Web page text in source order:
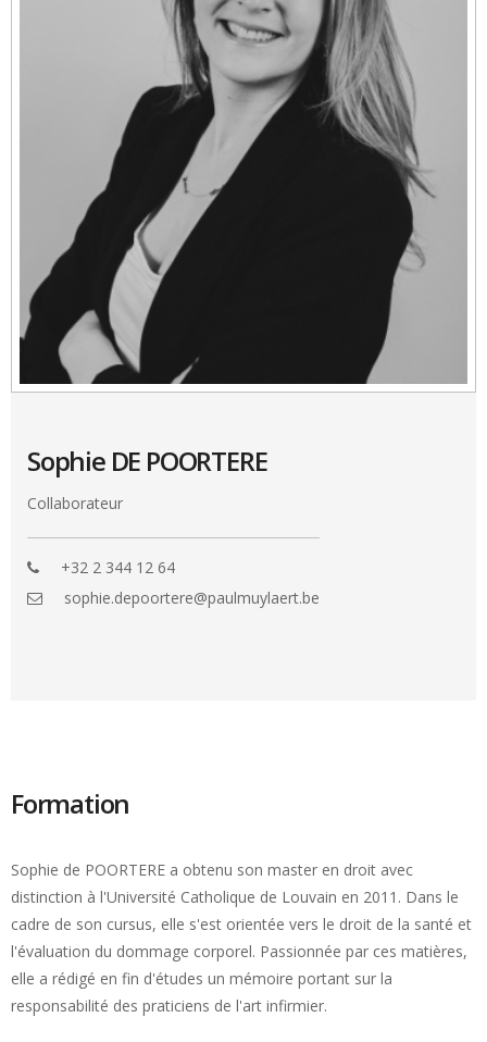
Sophie DE POORTERE
Collaborateur
+32 2 344 12 64
sophie.depoortere@paulmuylaert.be
Formation
Sophie de POORTERE a obtenu son master en droit avec
distinction à l'Université Catholique de Louvain en 2011. Dans le
cadre de son cursus, elle s'est orientée vers le droit de la santé et
l'évaluation du dommage corporel. Passionnée par ces matières,
elle a rédigé en fin d'études un mémoire portant sur la
responsabilité des praticiens de l'art infirmier.